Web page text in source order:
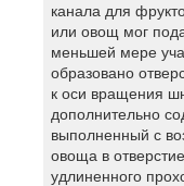
канала для
или овощ мог
меньшей мере
образовано
к оси вращения
дополнительно
выполненный с
овоща в
удлиненного